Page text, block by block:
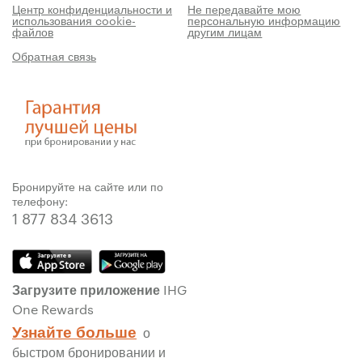
Центр конфиденциальности и
использования cookie-
файлов
Не передавайте мою
персональную информацию
другим лицам
Обратная связь
Бронируйте на сайте или по
телефону:
1 877 834 3613
Загрузите приложение IHG
One Rewards
Узнайте больше о
быстром бронировании и